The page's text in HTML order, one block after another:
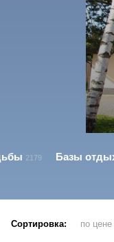
2179 Базы
Сортировка:
по цене
70 фото